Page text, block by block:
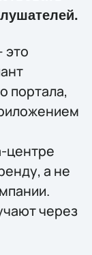
это
портала,
центре
а не
через